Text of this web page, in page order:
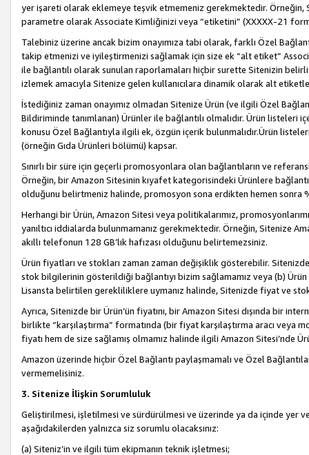
yer işareti olarak eklemeye teşvik etmemeniz gerekmektedir. Örneğin,
parametre olarak Associate Kimliğinizi veya “etiketini” (XXXXX-21
Talebiniz üzerine ancak bizim onayımıza tabi olarak, farklı Özel
takip etmenizi ve iyileştirmenizi sağlamak için size ek “alt etiket”
ile bağlantılı olarak sunulan raporlamaları hiçbir surette Sitenizin belirli
izlemek amacıyla Sitenize gelen kullanıcılara dinamik olarak alt
İstediğiniz zaman onayımız olmadan Sitenize Ürün (ve ilgili Özel
Bildiriminde tanımlanan) Ürünler ile bağlantılı olmalıdır. Ürün listeleri
konusu Özel Bağlantıyla ilgili ek, özgün içerik bulunmalıdır.Ürün
(örneğin Gıda Ürünleri bölümü) kapsar.
Sınırlı bir süre için geçerli promosyonlara olan bağlantıların ve
Örneğin, bir Amazon Sitesinin kıyafet kategorisindeki Ürünlere
olduğunu belirtmeniz halinde, promosyon sona erdikten hemen sonra
Herhangi bir Ürün, Amazon Sitesi veya politikalarımız,
yanıltıcı iddialarda bulunmamanız gerekmektedir. Örneğin, Sitenize
akıllı telefonun 128 GB’lık hafızası olduğunu belirtemezsiniz.
Ürün fiyatları ve stokları zaman zaman değişiklik gösterebilir.
stok bilgilerinin gösterildiği bağlantıyı bizim sağlamamız veya (b)
Lisansta belirtilen gerekliliklere uymanız halinde, Sitenizde fiyat ve
Ayrıca, Sitenizde bir Ürün’ün fiyatını, bir Amazon Sitesi dışında bir
birlikte “karşılaştırma” formatında (bir fiyat karşılaştırma aracı veya
fiyatı hem de size sağlamış olmamız halinde ilgili Amazon Sitesi’nde
Amazon üzerinde hiçbir Özel Bağlantı paylaşmamalı ve Özel
vermemelisiniz.
3. Sitenize İlişkin Sorumluluk
Geliştirilmesi, işletilmesi ve sürdürülmesi ve üzerinde ya da içinde yer
aşağıdakilerden yalnızca siz sorumlu olacaksınız:
(a) Siteniz’in ve ilgili tüm ekipmanın teknik işletmesi;